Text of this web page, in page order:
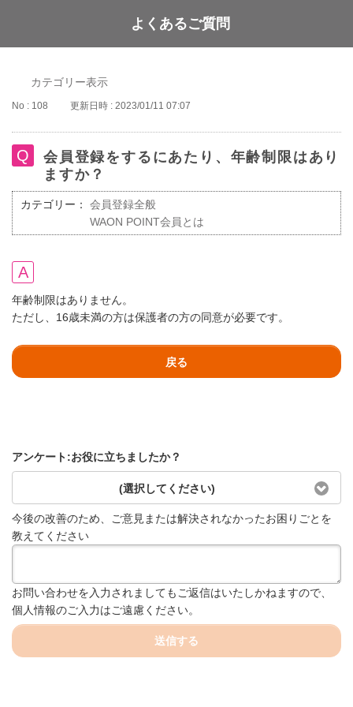
WAON POINT
よくあるご質問
カテゴリー表示
No : 108 更新日時 : 2023/01/11 07:07
会員登録をするにあたり、年齢制限はあり
ますか？
カテゴリー：
会員登録全般
WAON POINT会員とは
年齢制限はありません。
ただし、16歳未満の方は保護者の方の同意が必要です。
戻る
アンケート:お役に立ちましたか？
(選択してください)
今後の改善のため、ご意見または解決されなかったお困りごとを
教えてください
お問い合わせを入力されましてもご返信はいたしかねますので、
個人情報のご入力はご遠慮ください。
送信する